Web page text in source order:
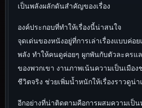
เป็นพลังผลักดันสำคัญของเรื่อง
องค์ประกอบที่ทำให้เรื่องนี้น่าสนใจ
จุดเด่นของหนังอยู่ที่การเล่าเรื่องแบบค่อ
พลัง ทำให้คนดูค่อยๆ ผูกพันกับตัวละครแ
ของพวกเขา งานภาพเน้นความเป็นเมือ
ชีวิตจริง ช่วยเพิ่มน้ำหนักให้เรื่องราวดูน่า
อีกอย่างที่น่าติดตามคือการผสมความเป็